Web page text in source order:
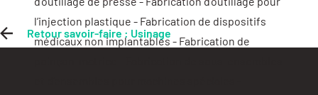
Retour savoir-faire : Usinage